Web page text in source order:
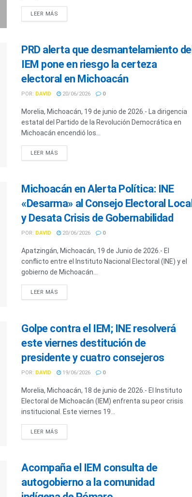
LEER MÁS
PRD alerta que desmantelamiento del
IEM pone en riesgo la certeza
electoral en Michoacán
POR: DAVID 20/06/2026 0
Morelia, Michoacán, 19 de junio de 2026.- La dirigencia
estatal del Partido de la Revolución Democrática en
Michoacán encendió los...
LEER MÁS
Michoacán en Alerta Política: INE
«Desarma» al Consejo Electoral Local
y Desata Crisis de Gobernabilidad
POR: DAVID 20/06/2026 0
Apatzingán, Michoacán, 19 de Junio de 2026.- El
conflicto entre el Instituto Nacional Electoral (INE) y el
gobierno de Michoacán...
LEER MÁS
Golpe contra el IEM; INE resolverá
este viernes destitución de
presidente y cuatro consejeros
POR: DAVID 19/06/2026 0
Morelia, Michoacán, 18 de junio de 2026.- El Instituto
Electoral de Michoacán (IEM) enfrenta su peor crisis
institucional. Este viernes 19...
LEER MÁS
Acompaña el IEM consulta de
autogobierno a la comunidad